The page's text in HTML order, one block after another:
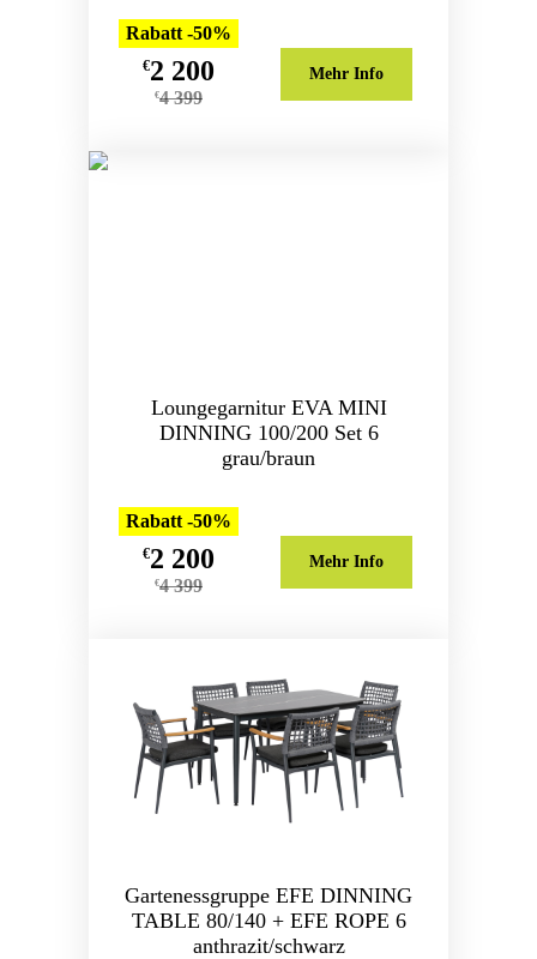
Rabatt -50%
€2 200
€4 399
Mehr Info
Loungegarnitur EVA MINI
DINNING 100/200 Set 6
grau/braun
Rabatt -50%
€2 200
€4 399
Mehr Info
Gartenessgruppe EFE DINNING
TABLE 80/140 + EFE ROPE 6
anthrazit/schwarz